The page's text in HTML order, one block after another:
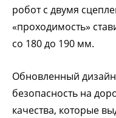
робот с двумя
«проходимость»
со 180 до 190 мм.
Обновленный
безопасность на
качества, которые